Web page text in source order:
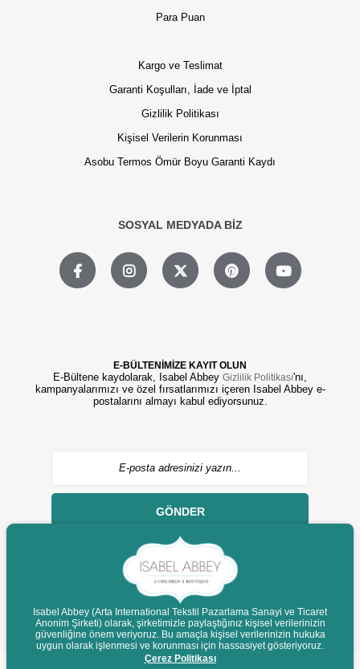
Para Puan
Kargo ve Teslimat
Garanti Koşulları, İade ve İptal
Gizlilik Politikası
Kişisel Verilerin Korunması
Asobu Termos Ömür Boyu Garanti Kaydı
SOSYAL MEDYADA BİZ
E-BÜLTENİMİZE KAYIT OLUN
E-Bültene kaydolarak, Isabel Abbey Gizlilik Politikası'nı,
kampanyalarımızı ve özel fırsatlarımızı içeren Isabel Abbey e-
postalarını almayı kabul ediyorsunuz.
GÖNDER
© 2022 isabelabbey.com - Tüm Hakları Saklıdır.
Destek
Isabel Abbey (Arta International Tekstil Pazarlama Sanayi ve Ticaret
Anonim Şirketi) olarak, şirketimizle paylaştığınız kişisel verilerinizin
güvenliğine önem veriyoruz. Bu amaçla kişisel verilerinizin hukuka
uygun olarak işlenmesi ve korunması için hassasiyet gösteriyoruz.
Çerez Politikası